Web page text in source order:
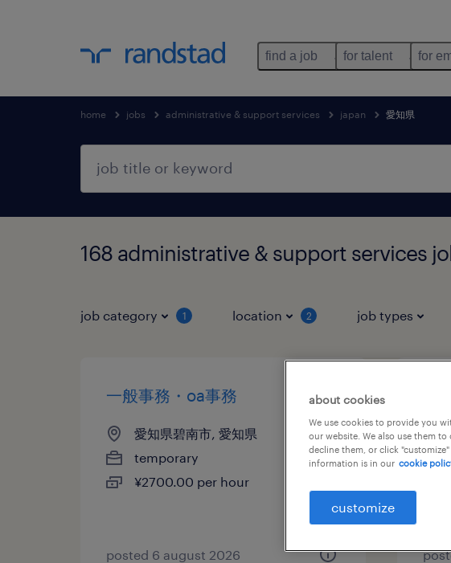
find a job for talent for
home jobs administrative & support services japan 愛知県
168 administrative & support services
job category 1 location 2 job types
一般事務・oa事務
愛知県碧南市, 愛知県
temporary
¥2700.00 per hour
posted 6 august 2026
about cookies
We use cookies to provide you
our website. We also use them
decline them, or click
information is in our cookie
customize